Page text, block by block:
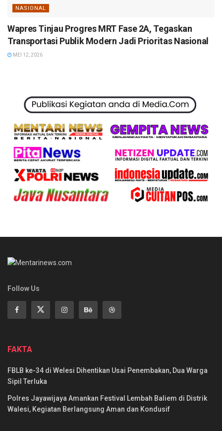
NASIONAL
Wapres Tinjau Progres MRT Fase 2A, Tegaskan
Transportasi Publik Modern Jadi Prioritas Nasional
MEI 12, 2026
Follow Us
FAKTA
FBLB ke-34 di Welesi Dihentikan Usai Penembakan, Dua Warga
Sipil Terluka
Polres Jayawijaya Amankan Festival Lembah Baliem di Distrik
Walesi, Kegiatan Berlangsung Aman dan Kondusif